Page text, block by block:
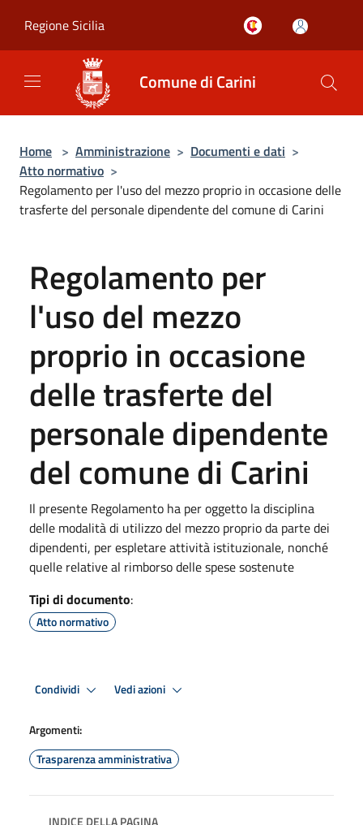
Regione Sicilia
Comune di Carini
Home > Amministrazione > Documenti e dati >
Atto normativo >
Regolamento per l'uso del mezzo proprio in occasione delle
trasferte del personale dipendente del comune di Carini
Regolamento per
l'uso del mezzo
proprio in occasione
delle trasferte del
personale dipendente
del comune di Carini
Il presente Regolamento ha per oggetto la disciplina
delle modalità di utilizzo del mezzo proprio da parte dei
dipendenti, per espletare attività istituzionale, nonché
quelle relative al rimborso delle spese sostenute
Tipi di documento:
Atto normativo
Condividi Vedi azioni
Argomenti:
Trasparenza amministrativa
INDICE DELLA PAGINA